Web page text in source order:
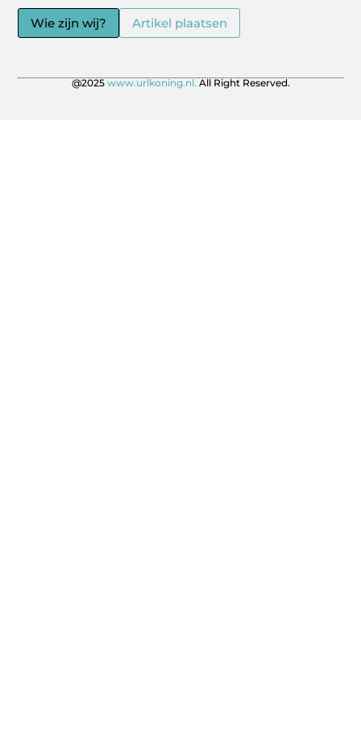
Wie zijn wij? Artikel plaatsen
@2025www.urlkoning.nl.All Right Reserved.